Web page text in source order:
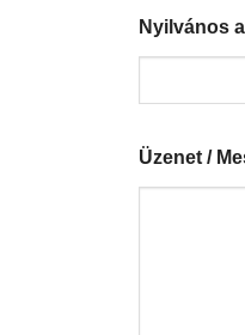
Nyilvános
Üzenet /